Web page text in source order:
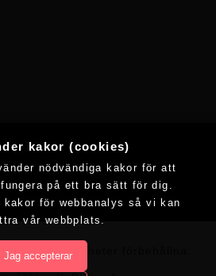
AB. Alla rättigheter förbehållna.
kakor (cookies)
nödvändiga kakor för att
på ett bra sätt för dig.
kakor för webbanalys så vi kan
vår webbplats.
Jag accepterar